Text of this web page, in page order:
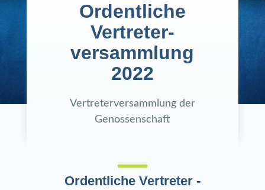
Ordentliche
Vertreter-
versammlung
2022
Vertreterversammlung der
Genossenschaft
Ordentliche Vertreter -